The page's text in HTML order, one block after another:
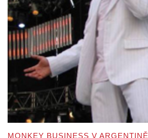
MONKEY BUSINESS V ARGENTINĚ